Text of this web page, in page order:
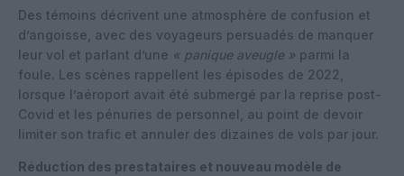
Des témoins décrivent une atmosphère de confusion et
d’angoisse, avec des voyageurs persuadés de manquer
leur vol et parlant d’une « panique aveugle » parmi la
foule. Les scènes rappellent les épisodes de 2022,
lorsque l’aéroport avait été submergé par la reprise post-
Covid et les pénuries de personnel, au point de devoir
limiter son trafic et annuler des dizaines de vols par jour.
Réduction des prestataires et nouveau modèle de